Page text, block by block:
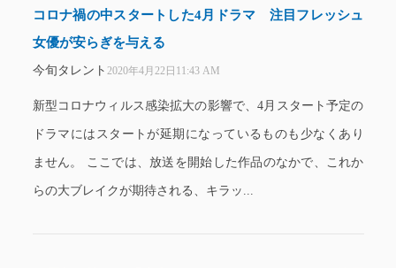
コロナ禍の中スタートした4月ドラマ 注目フレッシュ
女優が安らぎを与える
今旬タレント 2020年4月22日11:43 AM
新型コロナウィルス感染拡大の影響で、4月スタート予定の
ドラマにはスタートが延期になっているものも少なくあり
ません。 ここでは、放送を開始した作品のなかで、これか
らの大ブレイクが期待される、キラッ...